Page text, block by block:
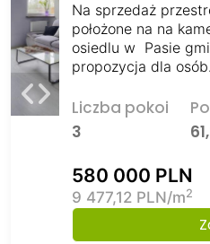
Na sprzedaż
położone na na
osiedlu w Pasie
propozycja dla
Liczba pokoi
3
580 000 PLN
9 477,12 PLN/m2